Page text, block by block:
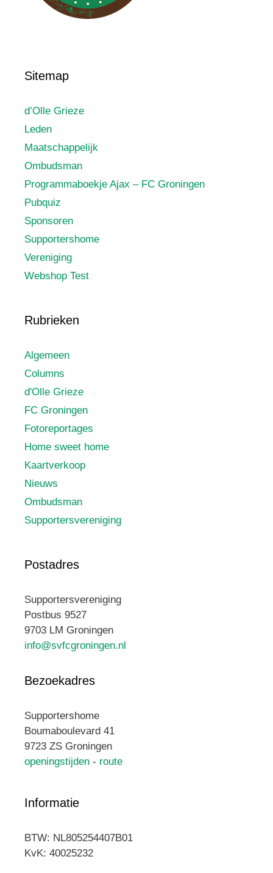
Sitemap
d’Olle Grieze
Leden
Maatschappelijk
Ombudsman
Programmaboekje Ajax – FC Groningen
Pubquiz
Sponsoren
Supportershome
Vereniging
Webshop Test
Rubrieken
Algemeen
Columns
d'Olle Grieze
FC Groningen
Fotoreportages
Home sweet home
Kaartverkoop
Nieuws
Ombudsman
Supportersvereniging
Postadres
Supportersvereniging
Postbus 9527
9703 LM Groningen
info@svfcgroningen.nl
Bezoekadres
Supportershome
Boumaboulevard 41
9723 ZS Groningen
openingstijden - route
Informatie
BTW: NL805254407B01
KvK: 40025232